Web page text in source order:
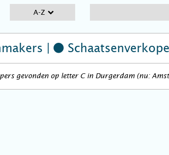
A-Z
|
gevonden op letter C in Durgerdam (nu: